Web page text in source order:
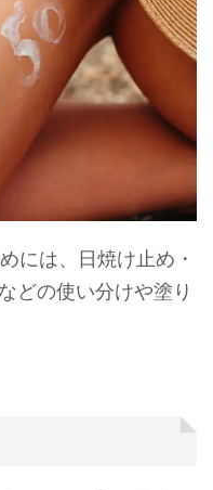
には、日焼け止め・
どの使い分けや塗り